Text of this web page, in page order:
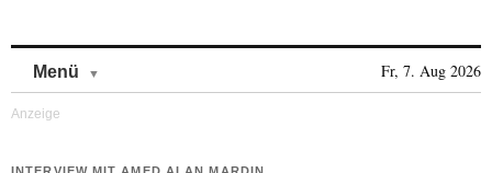
Menü Fr, 7. Aug 2026